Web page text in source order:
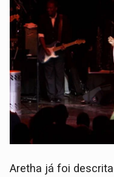
Aretha já foi